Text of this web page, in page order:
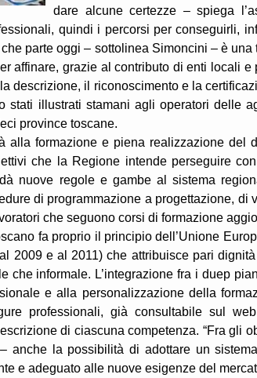
dare alcune certezze – spiega
quindi i percorsi per conseguirli,
che parte oggi – sottolinea Simoncini – è
affinare, grazie al contributo di enti locali
descrizione, il riconoscimento e la
stati illustrati stamani agli operatori delle
province toscane.
alla formazione e piena realizzazione del
che la Regione intende perseguire
nuove regole e gambe al sistema
di programmazione a progettazione,
che seguono corsi di formazione
fa proprio il principio dell’Unione
2009 e al 2011) che attribuisce pari
che informale. L’integrazione fra i duep
e alla personalizzazione della
professionali, già consultabile sul
di ciascuna competenza. “Fra gli
anche la possibilità di adottare un
e adeguato alle nuove esigenze del